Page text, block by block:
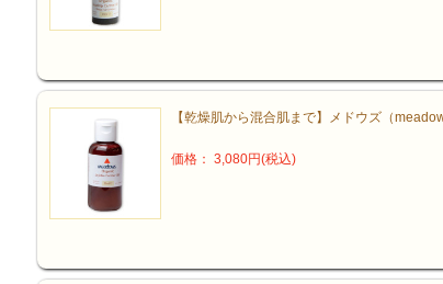
【乾燥肌から混合肌まで】メドウズ（
価格： 3,080円(税込)